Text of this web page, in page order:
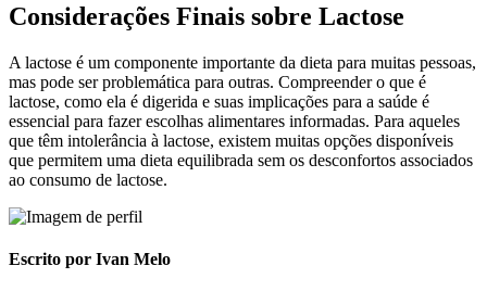
Considerações Finais sobre Lactose
A lactose é um componente importante da dieta para muitas pessoas,
mas pode ser problemática para outras. Compreender o que é
lactose, como ela é digerida e suas implicações para a saúde é
essencial para fazer escolhas alimentares informadas. Para aqueles
que têm intolerância à lactose, existem muitas opções disponíveis
que permitem uma dieta equilibrada sem os desconfortos associados
ao consumo de lactose.
Escrito por Ivan Melo